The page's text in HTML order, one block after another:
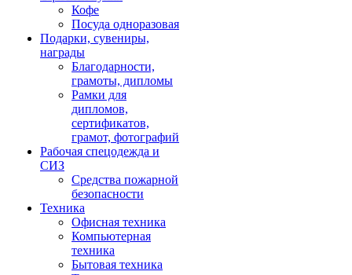
Кофе
Посуда одноразовая
Подарки, сувениры,
награды
Благодарности,
грамоты, дипломы
Рамки для
дипломов,
сертификатов,
грамот, фотографий
Рабочая спецодежда и
СИЗ
Средства пожарной
безопасности
Техника
Офисная техника
Компьютерная
техника
Бытовая техника